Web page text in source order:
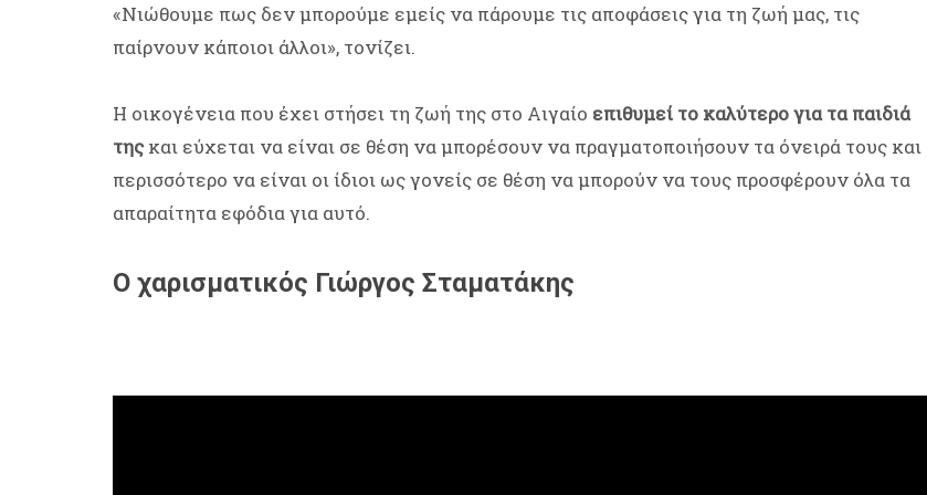
«Νιώθουμε πως δεν μπορούμε εμείς να πάρουμε τις αποφάσεις για τη ζωή μας, τις
παίρνουν κάποιοι άλλοι», τονίζει.
Η οικογένεια που έχει στήσει τη ζωή της στο Αιγαίο επιθυμεί το καλύτερο για τα παιδιά
τηςκαι εύχεται να είναι σε θέση να μπορέσουν να πραγματοποιήσουν τα όνειρά τους και
περισσότερο να είναι οι ίδιοι ως γονείς σε θέση να μπορούν να τους προσφέρουν όλα τα
απαραίτητα εφόδια για αυτό.
Ο χαρισματικός Γιώργος Σταματάκης